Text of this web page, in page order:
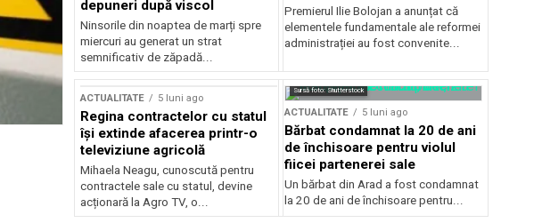
depuneri după viscol
Ninsorile din noaptea de marți spre
miercuri au generat un strat
semnificativ de zăpadă...
Premierul Ilie Bolojan a anunțat că
elementele fundamentale ale reformei
administrației au fost convenite...
ACTUALITATE 5 luni ago
Regina contractelor cu statul
își extinde afacerea printr-o
televiziune agricolă
Mihaela Neagu, cunoscută pentru
contractele sale cu statul, devine
acționară la Agro TV, o...
Sursă foto: Shutterstock
ACTUALITATE 5 luni ago
Bărbat condamnat la 20 de ani
de închisoare pentru violul
fiicei partenerei sale
Un bărbat din Arad a fost condamnat
la 20 de ani de închisoare pentru...